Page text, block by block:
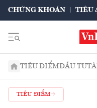
CHỨNG KHOÁN TIÊU
TIÊU ĐIỂMĐẦU TƯ
TIÊU ĐIỂM